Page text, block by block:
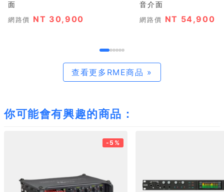
面
網路價 NT 30,900
音介面
網路價 NT 54,900
查看更多RME商品 »
你可能會有興趣的商品：
-5%